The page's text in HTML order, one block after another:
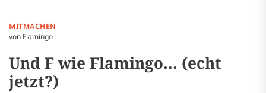
MITMACHEN
von Flamingo
Und F wie Flamingo… (echt
jetzt?)